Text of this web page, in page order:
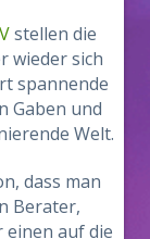
stellen die
wieder sich
spannende
Gaben und
Welt.
dass man
Berater,
auf die